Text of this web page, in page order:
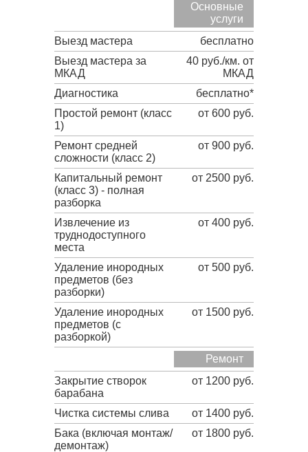
Основные
услуги
Выезд мастера
бесплатно
Выезд мастера за
МКАД
40 руб./км. от
МКАД
Диагностика
бесплатно*
Простой ремонт (класс
1)
от 600 руб.
Ремонт средней
сложности (класс 2)
от 900 руб.
Капитальный ремонт
(класс 3) - полная
разборка
от 2500 руб.
Извлечение из
труднодоступного
места
от 400 руб.
Удаление инородных
предметов (без
разборки)
от 500 руб.
Удаление инородных
предметов (с
разборкой)
от 1500 руб.
Ремонт
Закрытие створок
барабана
от 1200 руб.
Чистка системы слива
от 1400 руб.
Бака (включая монтаж/
демонтаж)
от 1800 руб.